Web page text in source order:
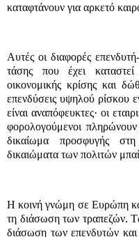
καταφτάνουν για αρκετό
Αυτές οι διαφορές
τάσης που έχει
οικονομικής κρίσης και
επενδύσεις υψηλού ρίσκου
είναι αναπόφευκτες· οι
φορολογούμενοι πληρώνουν
δικαίωμα προσφυγής
δικαιώματα των πολιτών
Η κοινή γνώμη σε Ευρώπη
τη διάσωση των τραπεζών.
διάσωση των επενδυτών και